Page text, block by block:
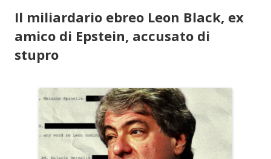
Il miliardario ebreo Leon Black, ex
amico di Epstein, accusato di
stupro